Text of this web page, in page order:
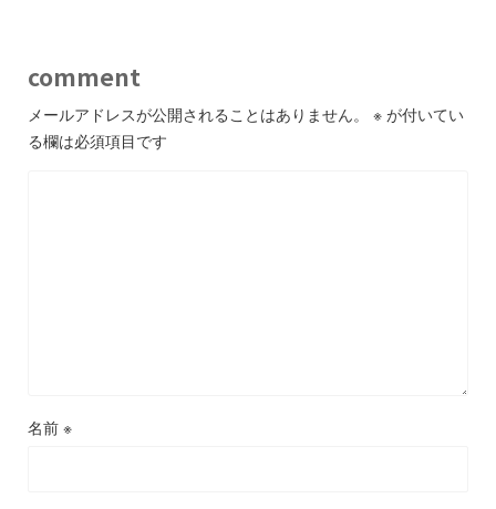
comment
メールアドレスが公開されることはありません。 ※ が付いてい
る欄は必須項目です
名前 ※